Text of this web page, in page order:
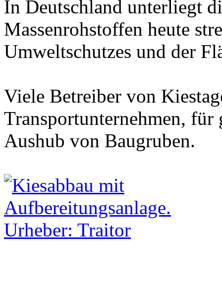
In Deutschland unterliegt
Massenrohstoffen heute
Umweltschutzes und der
Viele Betreiber von
Transportunternehmen,
Aushub von Baugruben.